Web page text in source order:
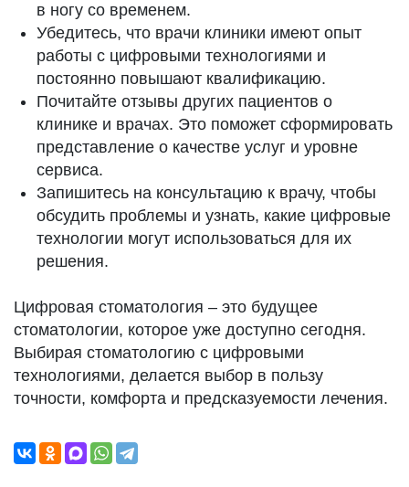
в ногу со временем.
Убедитесь, что врачи клиники имеют опыт
работы с цифровыми технологиями и
постоянно повышают квалификацию.
Почитайте отзывы других пациентов о
клинике и врачах. Это поможет сформировать
представление о качестве услуг и уровне
сервиса.
Запишитесь на консультацию к врачу, чтобы
обсудить проблемы и узнать, какие цифровые
технологии могут использоваться для их
решения.
Цифровая стоматология – это будущее
стоматологии, которое уже доступно сегодня.
Выбирая стоматологию с цифровыми
технологиями, делается выбор в пользу
точности, комфорта и предсказуемости лечения.